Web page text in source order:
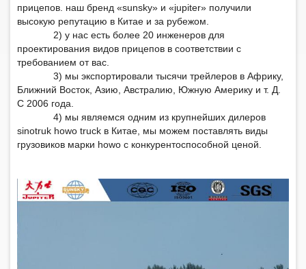
прицепов. наш бренд «sunsky» и «jupiter» получили
высокую репутацию в Китае и за рубежом.
2) у нас есть более 20 инженеров для
проектирования видов прицепов в соответствии с
требованием от вас.
3) мы экспортировали тысячи трейлеров в Африку,
Ближний Восток, Азию, Австралию, Южную Америку и т. Д.
С 2006 года.
4) мы являемся одним из крупнейших дилеров
sinotruk howo truck в Китае, мы можем поставлять виды
грузовиков марки howo с конкурентоспособной ценой.